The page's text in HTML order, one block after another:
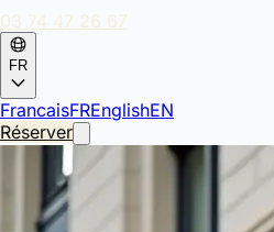
03 74 47 26 67
FR
FrancaisFREnglishEN
Réserver